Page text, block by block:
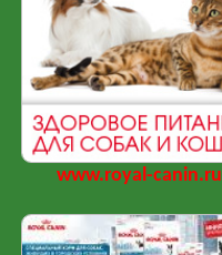
www.royal-canin.ru